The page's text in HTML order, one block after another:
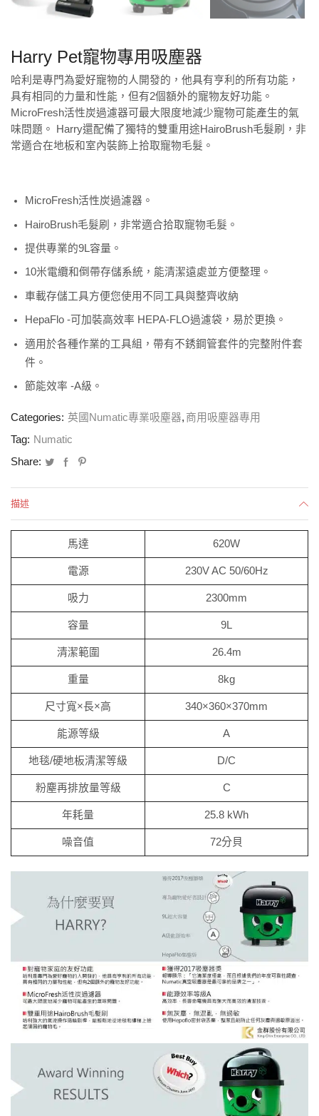
Harry Pet寵物專用吸塵器
哈利是專門為愛好寵物的人開發的，他具有亨利的所有功能，
具有相同的力量和性能，但有2個額外的寵物友好功能。
MicroFresh活性炭過濾器可最大限度地減少寵物可能產生的氣
味問題。 Harry還配備了獨特的雙重用途HairoBrush毛髮刷，非
常適合在地板和室內裝飾上拾取寵物毛髮。
MicroFresh活性炭過濾器。
HairoBrush毛髮刷，非常適合拾取寵物毛髮。
提供專業的9L容量。
10米電纜和倒帶存儲系統，能清潔遠處並方便整理。
車載存儲工具方便您使用不同工具與整齊收納
HepaFlo -可加裝高效率 HEPA-FLO過濾袋，易於更換。
適用於各種作業的工具組，帶有不銹鋼管套件的完整附件套
件。
節能效率 -A級。
Categories: 英國Numatic專業吸塵器, 商用吸塵器專用
Tag: Numatic
Share:
描述
馬達 620W
電源 230V AC 50/60Hz
吸力 2300mm
容量 9L
清潔範圍 26.4m
重量 8kg
尺寸寬×長×高 340×360×370mm
能源等級 A
地毯/硬地板清潔等級 D/C
粉塵再排放量等級 C
年耗量 25.8 kWh
噪音值 72分貝